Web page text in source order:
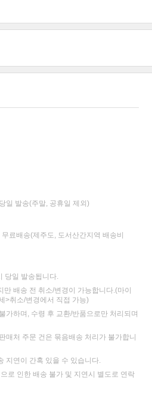
일 발송(주말, 공휴일 제외)
료배송(제주도, 도서산간지역 배송비
당일 발송됩니다.
배송 전 취소/변경이 가능합니다.(마이
>취소/변경에서 직접 가능)
가하며, 수령 후 교환/반품으로만 처리되며
매처 주문 건은 묶음배송 처리가 불가합니
지연이 간혹 있을 수 있습니다.
로 인한 배송 불가 및 지연시 별도로 연락